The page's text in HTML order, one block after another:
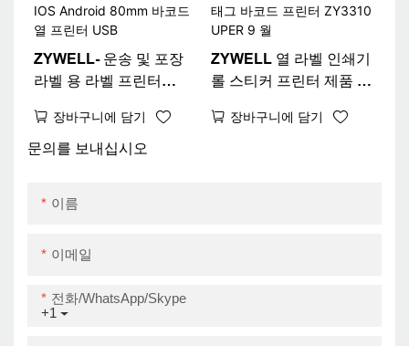
ZYWELL- 운송 및 포장
라벨 용 라벨 프린터
80mm 바코드 열 프린터
USB
장바구니에 담기
ZYWELL 열 라벨 인쇄기
롤 스티커 프린터 제품 가
ZY3310 UPER 9 월
장바구니에 담기
문의를 보내십시오
이름
이메일
+1
전화/WhatsApp/Skype